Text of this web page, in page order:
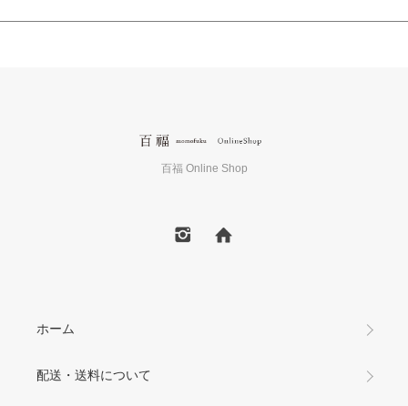
百福 Online Shop
ホーム
配送・送料について